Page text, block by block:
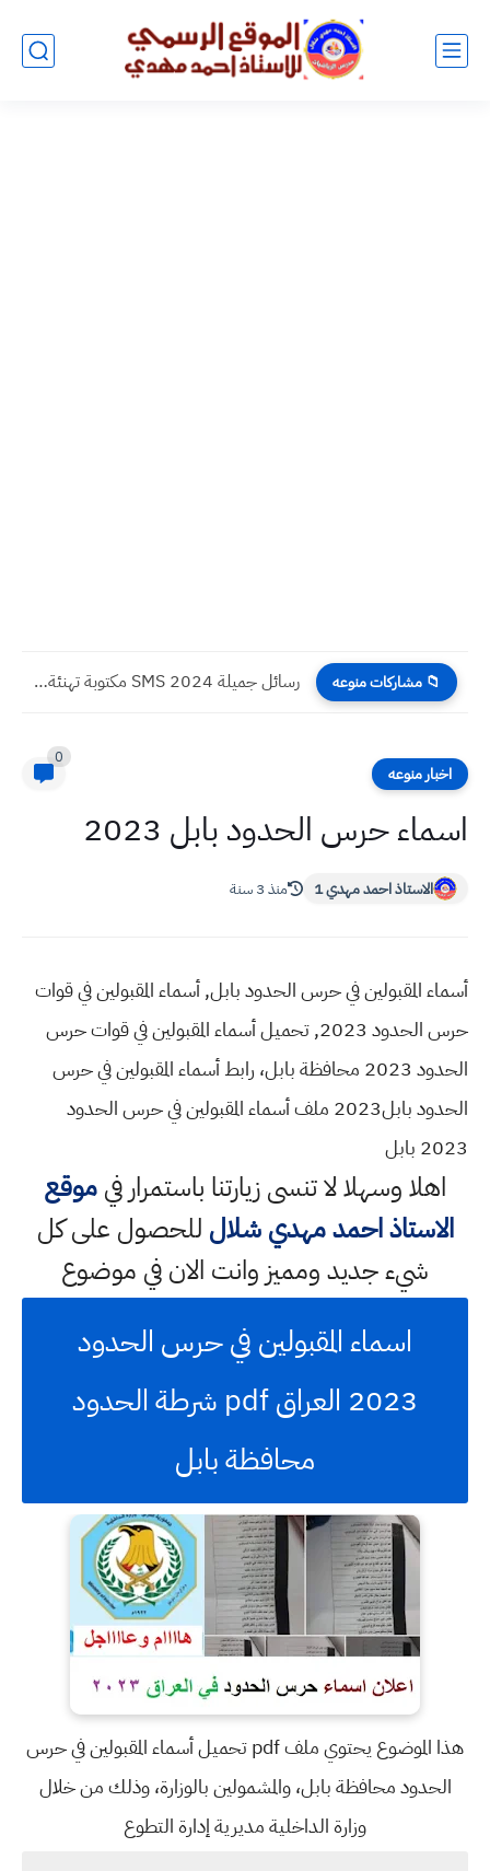
📁 مشاركات منوعه رسائل جميلة 2024 SMS مكتوبة تهنئة بقدوم شهر رمضان ١٤٤٥...
اخبار منوعه
0
اسماء حرس الحدود بابل 2023
الاستاذ احمد مهدي 1 منذ 3 سنة
أسماء المقبولين في حرس الحدود بابل, أسماء المقبولين في قوات
حرس الحدود 2023, تحميل أسماء المقبولين في قوات حرس
الحدود 2023 محافظة بابل، رابط أسماء المقبولين في حرس
الحدود بابل2023 ملف أسماء المقبولين في حرس الحدود
2023 بابل
اهلا وسهلالا تنسى زيارتنا باستمرار فيموقع
الاستاذ احمد مهدي شلال للحصول على كل
شيء جديد ومميز وانت الان في موضوع
اسماء المقبولين في حرس الحدود
2023 العراق pdf شرطة الحدود
محافظة بابل
هذا الموضوع يحتوي ملف pdf تحميل أسماء المقبولين في حرس
الحدود محافظة بابل، والمشمولين بالوزارة، وذلك من خلال
وزارة الداخلية مديرية إدارة التطوع